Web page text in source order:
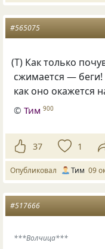
#565075
(Т) Как только
сжимается — беги!
как оно окажется
©Тим 900
37 1
Опубликовал Тим 09
#517666
***Волчица***